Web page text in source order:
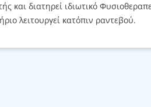
και διατηρεί ιδιωτικό
λειτουργεί κατόπιν ραντεβού.